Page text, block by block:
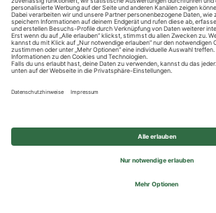
Impressum
Privatsphäre-
© 2026 REWE Group - All rights